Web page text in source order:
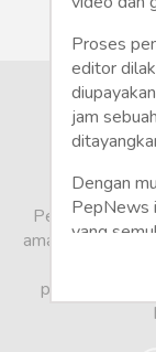
Proses
editor
jam
Dengan
PepNews
yang
Mari
menulis
PepNews.com
amatir dan
bentuk
pandang tidak